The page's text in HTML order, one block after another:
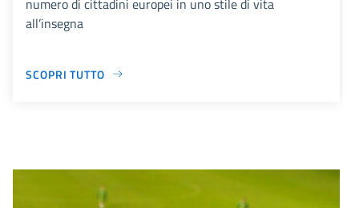
all’insegna
SCOPRI TUTTO